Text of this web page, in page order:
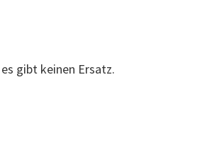
gibt keinen Ersatz.